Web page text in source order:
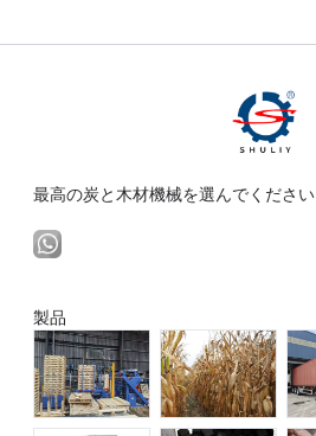
最高の炭と木材機械を選んでください
製品